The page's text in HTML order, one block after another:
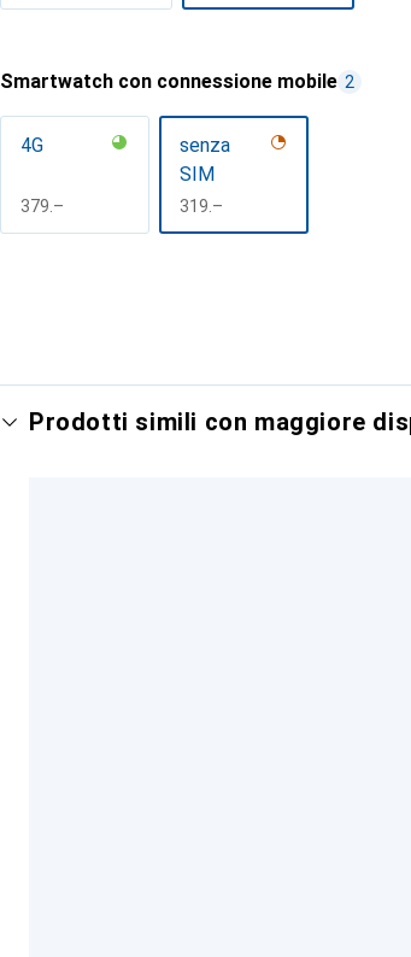
Smartwatch con connessione mobile 2
4G
CHF
379.–
senza
SIM
CHF
319.–
Prodotti simili con maggiore